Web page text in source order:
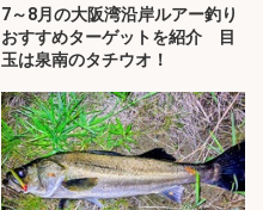
7～8月の大阪湾沿岸ルアー釣り
おすすめターゲットを紹介 目
玉は泉南のタチウオ！